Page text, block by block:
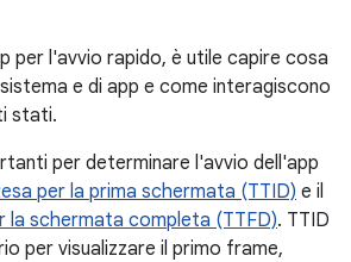
per l'avvio rapido, è utile capire cosa
e di app e come interagiscono
stati.
per determinare l'avvio dell'app
per la prima schermata (TTID) e il
la schermata completa (TTFD). TTID
per visualizzare il primo frame,